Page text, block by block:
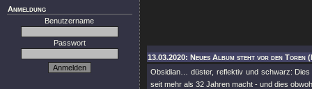
Anmeldung
Benutzername
Passwort
13.03.2020: Neues Album steht vor den Toren
Obsidian… düster, reflektiv und schwarz:
seit mehr als 32 Jahren macht - und dies